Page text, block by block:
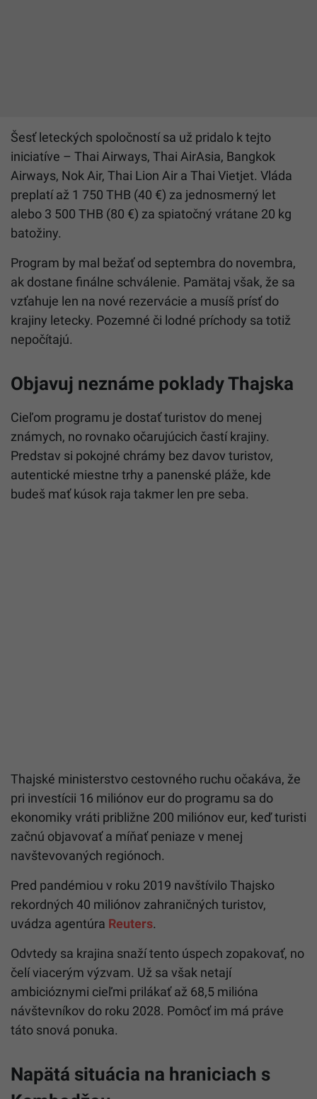
Šesť leteckých spoločností sa už pridalo k tejto
iniciatíve – Thai Airways, Thai AirAsia, Bangkok
Airways, Nok Air, Thai Lion Air a Thai Vietjet. Vláda
preplatí až 1 750 THB (40 €) za jednosmerný let
alebo 3 500 THB (80 €) za spiatočný vrátane 20 kg
batožiny.
Program by mal bežať od septembra do novembra,
ak dostane finálne schválenie. Pamätaj však, že sa
vzťahuje len na nové rezervácie a musíš prísť do
krajiny letecky. Pozemné či lodné príchody sa totiž
nepočítajú.
Objavuj neznáme poklady Thajska
Cieľom programu je dostať turistov do menej
známych, no rovnako očarujúcich častí krajiny.
Predstav si pokojné chrámy bez davov turistov,
autentické miestne trhy a panenské pláže, kde
budeš mať kúsok raja takmer len pre seba.
Thajské ministerstvo cestovného ruchu očakáva, že
pri investícii 16 miliónov eur do programu sa do
ekonomiky vráti približne 200 miliónov eur, keď turisti
začnú objavovať a míňať peniaze v menej
navštevovaných regiónoch.
Pred pandémiou v roku 2019 navštívilo Thajsko
rekordných 40 miliónov zahraničných turistov,
uvádza agentúra Reuters.
Odvtedy sa krajina snaží tento úspech zopakovať, no
čelí viacerým výzvam. Už sa však netají
ambicióznymi cieľmi prilákať až 68,5 milióna
návštevníkov do roku 2028. Pomôcť im má práve
táto snová ponuka.
Napätá situácia na hraniciach s